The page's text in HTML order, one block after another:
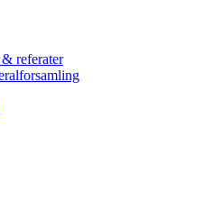
referater